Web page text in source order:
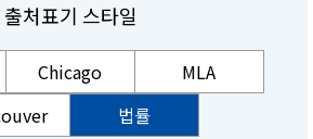
출처표기 스타일
Chicago
MLA
법률